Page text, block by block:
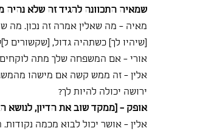
שמאיה התכוונה להגיד זה שלא נהיה
מאיה - מה שאלין אמרה זה נכון. מה
[שיהיו לך] כשתהיה גדול, [שקשורים
אורי - אם המשפחה שלך מתה לוקחים
אלין - זה ממש קשה אם מישהו
ירושה יכולה להיות לך?
אופק - [ממקד שוב את הדיון, לנושא
אלין - אושר יכול לבוא מכמה